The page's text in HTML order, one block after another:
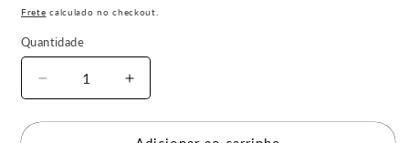
normal
Frete calculado no checkout.
Quantidade
Diminuir
a
quantidade
Aumentar
a
quantidade